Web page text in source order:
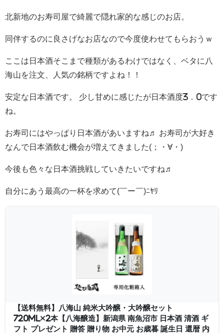
北新地のお寿司屋で綺麗で隠れ家的な感じのお店。
同伴するのに良さげなお店なので今度使わせてもらおうｗ
ここは日本酒そこまで種類があるわけではなく、ベタに八
海山を注文、人気の銘柄ですよね！！
安定な日本酒です。 少し甘めに感じたが日本酒度3．0です
ね。
お寿司にはやっぱり日本酒があいますね♬ お寿司が大好き
なんで日本酒飲む機会が増えてきました(；・∀・)
今後も色々な日本酒挑戦していきたいですね♬
自分にあう最高の一杯を求めて(￣ー￣)ﾆﾔﾘ
【送料無料】八海山 純米大吟醸・大吟醸セット
720ml×2本【八海醸造】新潟県 南魚沼市 日本酒 清酒 ギ
フト プレゼント 贈答 贈り物 お中元 お歳暮 誕生日 還暦 内